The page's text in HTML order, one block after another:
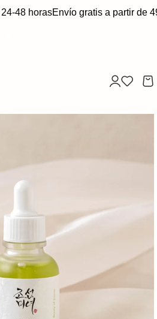
48 horasEnvío gratis a partir de